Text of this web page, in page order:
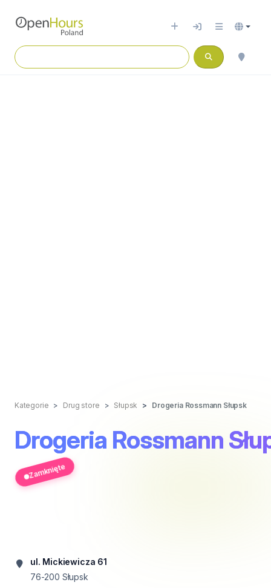
Kategorie Drug store Słupsk Drogeria Rossmann Słupsk
Drogeria Rossmann
Zamknięte
ul. Mickiewicza 61
76-200 Słupsk